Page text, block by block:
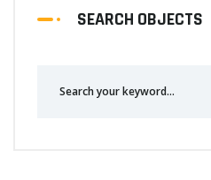
SEARCH OBJECTS